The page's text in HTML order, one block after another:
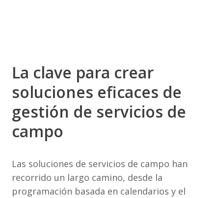
La clave para crear
soluciones eficaces de
gestión de servicios de
campo
Las soluciones de servicios de campo han
recorrido un largo camino, desde la
programación basada en calendarios y el